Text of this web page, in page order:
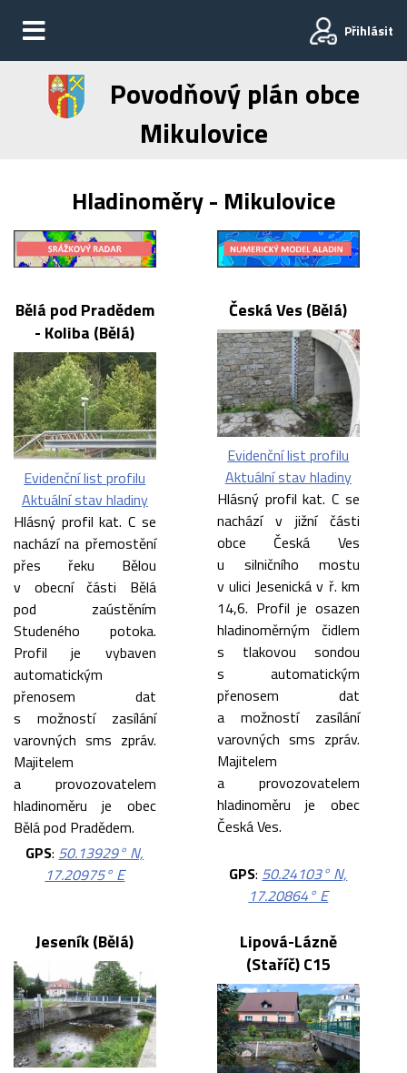
Přihlásit
Povodňový plán obce
Mikulovice
Hladinoměry - Mikulovice
Bělá pod Pradědem
- Koliba (Bělá)
Evidenční list profilu
Aktuální stav hladiny
Hlásný profil kat. C se
nachází na přemostění
přes řeku Bělou
v obecní části Bělá
pod zaústěním
Studeného potoka.
Profil je vybaven
automatickým
přenosem dat
s možností zasílání
varovných sms zpráv.
Majitelem
a provozovatelem
hladinoměru je obec
Bělá pod Pradědem.
GPS: 50.13929° N,
17.20975° E
Česká Ves (Bělá)
Evidenční list profilu
Aktuální stav hladiny
Hlásný profil kat. C se
nachází v jižní části
obce Česká Ves
u silničního mostu
v ulici Jesenická v ř. km
14,6. Profil je osazen
hladinoměrným čidlem
s tlakovou sondou
s automatickým
přenosem dat
a možností zasílání
varovných sms zpráv.
Majitelem
a provozovatelem
hladinoměru je obec
Česká Ves.
GPS: 50.24103° N,
17.20864° E
Jeseník (Bělá)
Lipová-Lázně
(Staříč) C15